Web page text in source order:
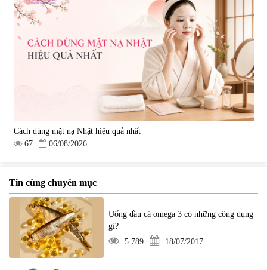
Cách dùng mặt nạ Nhật hiệu quả nhất
67
06/08/2026
Tin cùng chuyên mục
Uống dầu cá omega 3 có những công dụng
gì?
5.789
18/07/2017